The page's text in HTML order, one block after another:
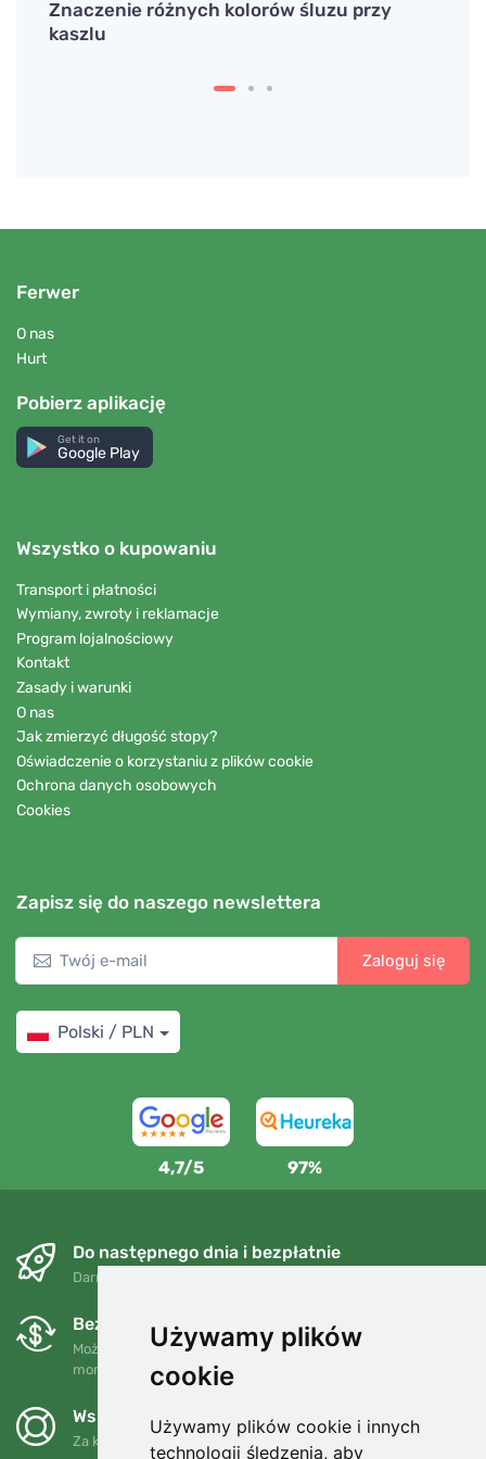
Używamy plików
cookie
Używamy plików cookie i innych
technologii śledzenia, aby
Znaczenie różnych kolorów śluzu przy
kaszlu
Ferwer
O nas
Hurt
Pobierz aplikację
Get it on
Google Play
Wszystko o kupowaniu
Transport i płatności
Wymiany, zwroty i reklamacje
Program lojalnościowy
Kontakt
Zasady i warunki
O nas
Jak zmierzyć długość stopy?
Oświadczenie o korzystaniu z plików cookie
Ochrona danych osobowych
Cookies
Zapisz się do naszego newslettera
Zaloguj się
Polski / PLN
4,7/5 97%
Do następnego dnia i bezpłatnie
Darmowa wysyłka dla zamówień powyżej 250 PLN
Bezpłatne wymiany i zwroty
Możesz zwrócić lub wymienić swoje zamówienie w dowolnym
momencie w ciągu 90 dni.
Wspieramy Trees.org
Za każde zamówienie sadzimy drzewo! Czytaj więcej